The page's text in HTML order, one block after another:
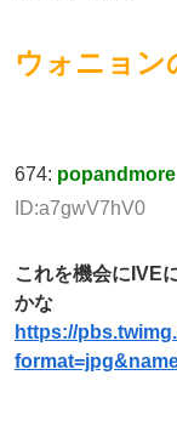
ウォニョン
674: popandmore
ID:a7gwV7hV0
これを機会にIVE
かな
https://